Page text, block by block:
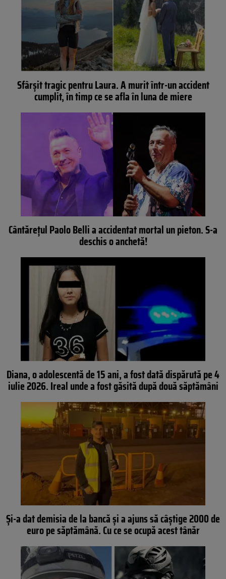
Sfârșit tragic pentru Laura. A murit într-un accident
cumplit, în timp ce se afla în luna de miere
Cântărețul Paolo Belli a accidentat mortal un pieton. S-a
deschis o anchetă!
Diana, o adolescentă de 15 ani, a fost dată dispărută pe 4
iulie 2026. Ireal unde a fost găsită după două săptămâni
Și-a dat demisia de la bancă și a ajuns să câștige 2000 de
euro pe săptămână. Cu ce se ocupă acest tânăr